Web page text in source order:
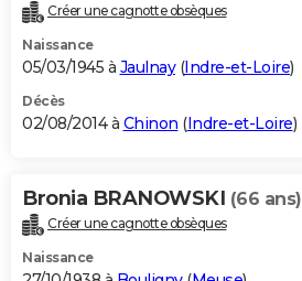
Créer une cagnotte obsèques
Naissance
05/03/1945 à Jaulnay(Indre-et-Loire)
Décès
02/08/2014 à Chinon (Indre-et-Loire)
Bronia BRANOWSKI (66 ans)
Créer une cagnotte obsèques
Naissance